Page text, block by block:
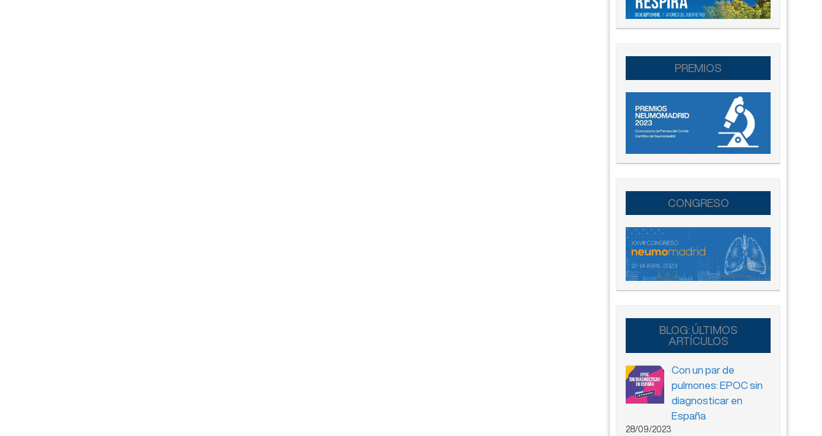
PREMIOS
CONGRESO
BLOG: ÚLTIMOS
ARTÍCULOS
Con un par de
pulmones: EPOC sin
diagnosticar en
España
28/09/2023